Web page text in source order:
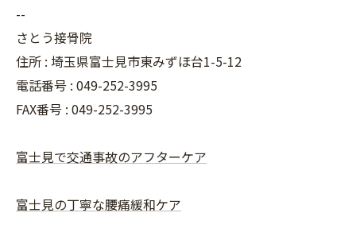
--
さとう接骨院
住所 : 埼玉県富士見市東みずほ台1-5-12
電話番号 : 049-252-3995
FAX番号 : 049-252-3995
富士見で交通事故のアフターケア
富士見の丁寧な腰痛緩和ケア